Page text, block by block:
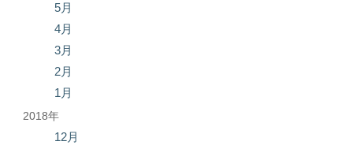
5月
4月
3月
2月
1月
2018年
12月